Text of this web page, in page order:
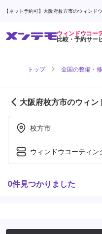
【ネット予約可】大阪府枚方市のウィンド
ウィンドウコー
比較・予約サー
トップ 全国の整備・
大阪府枚方市のウィン
ィング対応店舗紹介
枚方市
ウィンドウコーティン
0件見つかりました